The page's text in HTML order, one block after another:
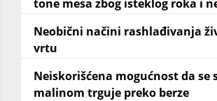
tone mesa zbog isteklog roka i
Neobični načini rashlađivanja
vrtu
Neiskorišćena mogućnost da se
malinom trguje preko berze